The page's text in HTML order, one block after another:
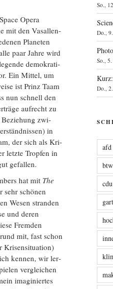
Ope­ra
mit den Vasal­len­
Pla­ne­ten
paar Jah­re wird
demo­kra­ti­
Ein Mit­tel, um
ist Prinz Taam
nun schnell den
auf­recht zu
Bezie­hung zwi­
in
der sich als Kri­
letz­te Trop­fen in
gefallen.
hat mit The
sehr schö­nen
Wesen stran­den
und deren
Frem­den
mit, fast schon
Kri­sen­si­tua­ti­on)
ken­nen, wir ler­
ver­glei­chen
ima­gi­nier­tes
So.,
Do.,
So.,
Do.,
afd
cdu